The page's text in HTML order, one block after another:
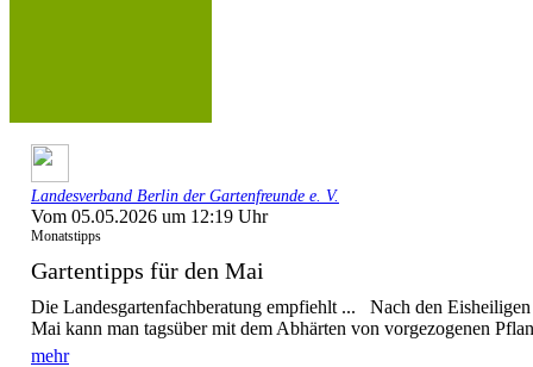
Landesverband Berlin der Gartenfreunde e. V.
Vom 05.05.2026 um 12:19 Uhr
Monatstipps
Gartentipps für den Mai
Die Landesgartenfachberatung empfiehlt ... Nach den Eisheiligen
Mai kann man tagsüber mit dem Abhärten von vorgezogenen
mehr